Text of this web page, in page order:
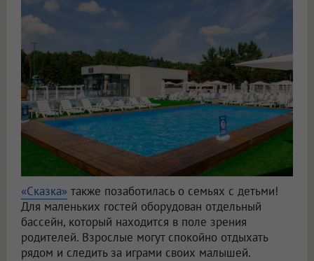
«Сказка» также позаботилась о семьях с детьми!
Для маленьких гостей оборудован отдельный
бассейн, который находится в поле зрения
родителей. Взрослые могут спокойно отдыхать
рядом и следить за играми своих малышей.